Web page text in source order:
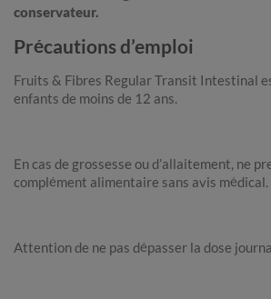
conservateur.
Précautions d’emploi
Fruits & Fibres Regular Transit Intestinal
enfants de moins de 12 ans.
En cas de grossesse ou d’allaitement, ne
complément alimentaire sans avis médical.
Attention de ne pas dépasser la dose